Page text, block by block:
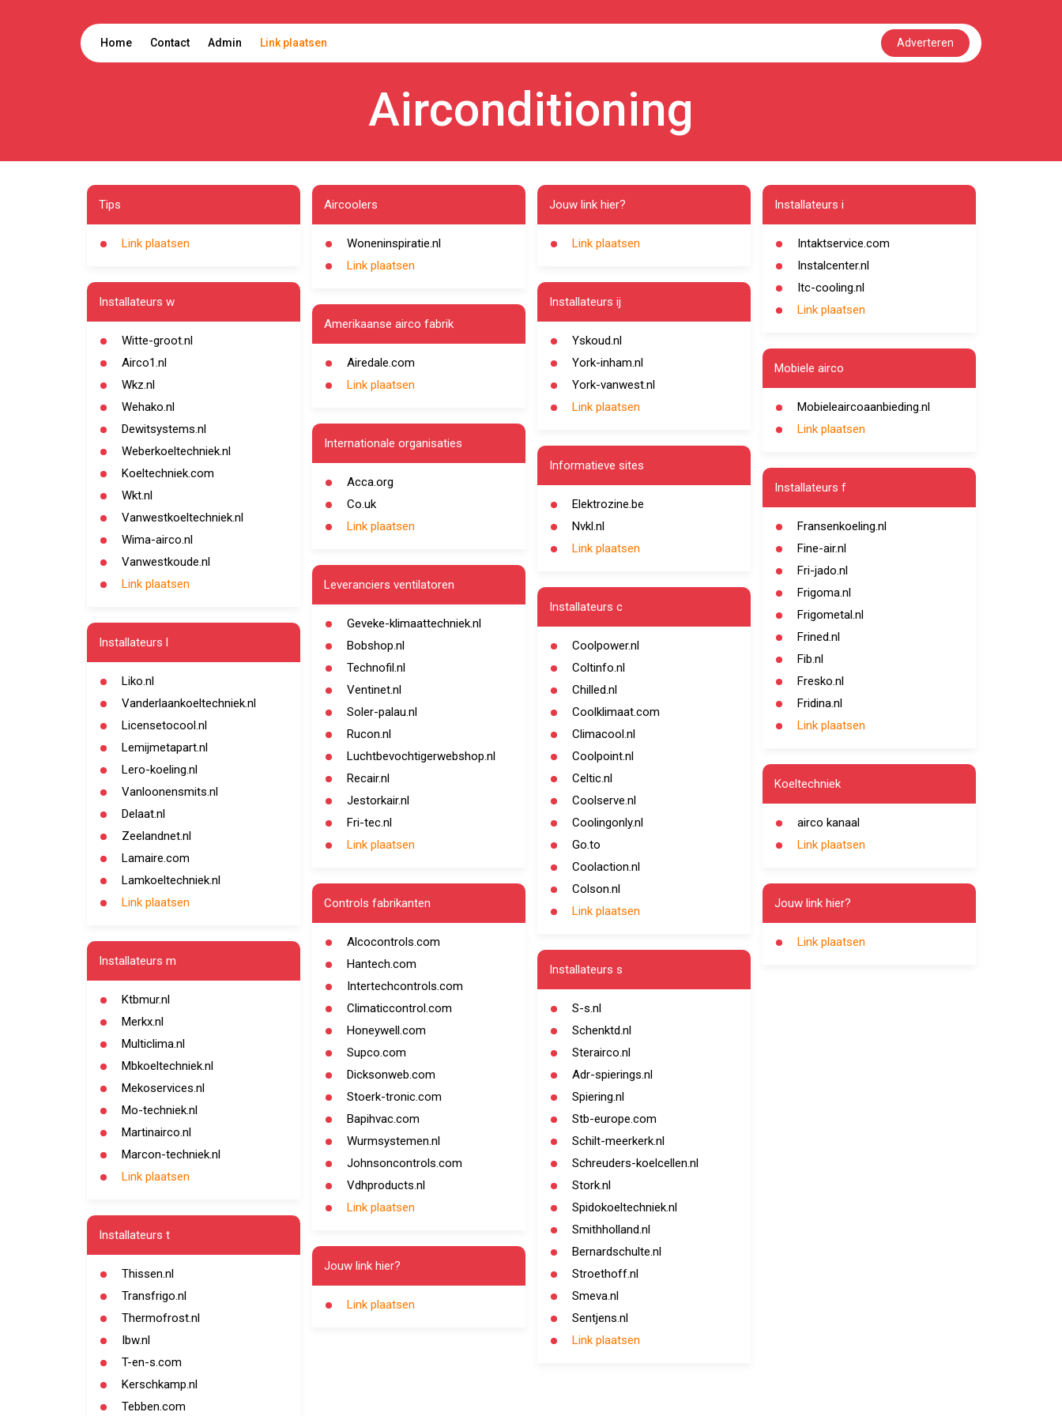
Home Contact Admin Link plaatsen Adverteren
Airconditioning
Tips
Link plaatsen
Installateurs w
Witte-groot.nl
Airco1.nl
Wkz.nl
Wehako.nl
Dewitsystems.nl
Weberkoeltechniek.nl
Koeltechniek.com
Wkt.nl
Vanwestkoeltechniek.nl
Wima-airco.nl
Vanwestkoude.nl
Link plaatsen
Installateurs l
Liko.nl
Vanderlaankoeltechniek.nl
Licensetocool.nl
Lemijmetapart.nl
Lero-koeling.nl
Vanloonensmits.nl
Delaat.nl
Zeelandnet.nl
Lamaire.com
Lamkoeltechniek.nl
Link plaatsen
Installateurs m
Ktbmur.nl
Merkx.nl
Multiclima.nl
Mbkoeltechniek.nl
Mekoservices.nl
Mo-techniek.nl
Martinairco.nl
Marcon-techniek.nl
Link plaatsen
Installateurs t
Thissen.nl
Transfrigo.nl
Thermofrost.nl
Ibw.nl
T-en-s.com
Kerschkamp.nl
Tebben.com
Aircoolers
Woneninspiratie.nl
Link plaatsen
Amerikaanse airco fabrik
Airedale.com
Link plaatsen
Internationale organisaties
Acca.org
Co.uk
Link plaatsen
Leveranciers ventilatoren
Geveke-klimaattechniek.nl
Bobshop.nl
Technofil.nl
Ventinet.nl
Soler-palau.nl
Rucon.nl
Luchtbevochtigerwebshop.nl
Recair.nl
Jestorkair.nl
Fri-tec.nl
Link plaatsen
Controls fabrikanten
Alcocontrols.com
Hantech.com
Intertechcontrols.com
Climaticcontrol.com
Honeywell.com
Supco.com
Dicksonweb.com
Stoerk-tronic.com
Bapihvac.com
Wurmsystemen.nl
Johnsoncontrols.com
Vdhproducts.nl
Link plaatsen
Jouw link hier?
Link plaatsen
Jouw link hier?
Link plaatsen
Installateurs ij
Yskoud.nl
York-inham.nl
York-vanwest.nl
Link plaatsen
Informatieve sites
Elektrozine.be
Nvkl.nl
Link plaatsen
Installateurs c
Coolpower.nl
Coltinfo.nl
Chilled.nl
Coolklimaat.com
Climacool.nl
Coolpoint.nl
Celtic.nl
Coolserve.nl
Coolingonly.nl
Go.to
Coolaction.nl
Colson.nl
Link plaatsen
Installateurs s
S-s.nl
Schenktd.nl
Sterairco.nl
Adr-spierings.nl
Spiering.nl
Stb-europe.com
Schilt-meerkerk.nl
Schreuders-koelcellen.nl
Stork.nl
Spidokoeltechniek.nl
Smithholland.nl
Bernardschulte.nl
Stroethoff.nl
Smeva.nl
Sentjens.nl
Link plaatsen
Installateurs i
Intaktservice.com
Instalcenter.nl
Itc-cooling.nl
Link plaatsen
Mobiele airco
Mobieleaircoaanbieding.nl
Link plaatsen
Installateurs f
Fransenkoeling.nl
Fine-air.nl
Fri-jado.nl
Frigoma.nl
Frigometal.nl
Frined.nl
Fib.nl
Fresko.nl
Fridina.nl
Link plaatsen
Koeltechniek
airco kanaal
Link plaatsen
Jouw link hier?
Link plaatsen